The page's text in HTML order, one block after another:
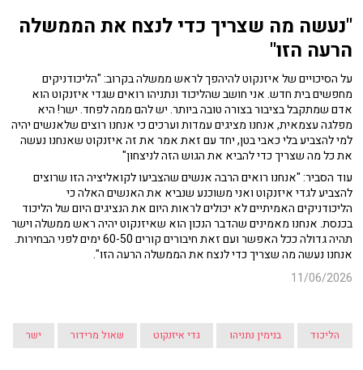
"נעשה מה שצריך כדי לנצח את הממשלה
הרעה הזו"
על הסיכויים של איזנקוט להיהפך לראש ממשלה בקרוב: "הליכודניקים
מחפשים בית חדש. אני חושב שהליכוד ונתניהו רואים שגדי איזנקוט הוא
אדם שמתקבל בציבור בצורה טובה ביותר. יש להם ממה לפחד. ישר! היא
מפלגה עצמאית, אנחנו מציגים עמדות וערכים כי אנחנו רוצים שלאנשים יהיה
למי להצביע בלי כאבי בטן, יחד עם זאת אמר את זה איזנקוט שאנחנו נעשה
את כל מה שצריך כדי להביא את הגוש הזה לניצחון"
עוד הסביר: "אנחנו רואים הרבה אנשים שהצביעו לקואליציה הזו שרוצים
להצביע לגדי איזנקוט ואני משוכנע שנביא את האנשים האלה כי
הליכודניקים האמיתיים לא יכולים לראות היום את הנציגים היום של הליכוד
בכנסת. אנחנו מאמינים שהדבר הנכון הוא שאיזנקוט יהיה ראש ממשלה וישר
תהיה גדולה ככל האפשר ועם זאת חיבורים קורים 60-50 ימים לפני הבחירות.
אנחנו נעשה מה שצריך כדי לנצח את הממשלה הרעה הזו".
11/06/2026
הליכוד בנימין נתניהו גדי איזנקוט שאול מרידור ישר